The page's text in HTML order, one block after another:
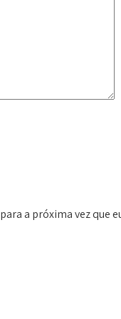
a próxima vez que